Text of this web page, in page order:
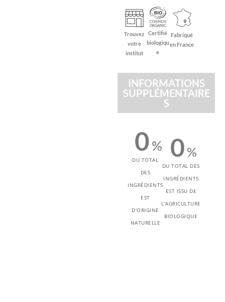
Trouvez
votre
institut
Certifié
biologiqu
e
Fabriqué
en France
INFORMATIONS
SUPPLÉMENTAIRE
S
DU TOTAL
DES
INGRÉDIENTS
EST
D’ORIGINE
NATURELLE
0 %
DU TOTAL DES
INGRÉDIENTS
EST ISSU DE
L’AGRICULTURE
BIOLOGIQUE
0%